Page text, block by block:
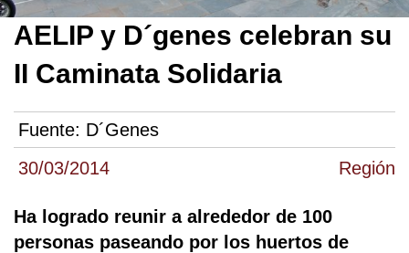
30/03/2014 Región
AELIP y D´genes celebran su
II Caminata Solidaria
Fuente: D´Genes
Ha logrado reunir a alrededor de 100
personas paseando por los huertos de